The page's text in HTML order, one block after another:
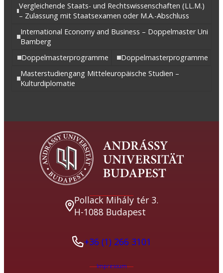
Vergleichende Staats- und Rechtswissenschaften (LL.M.)
– Zulassung mit Staatsexamen oder M.A.-Abschluss
International Economy and Business – Doppelmaster Uni
Bamberg
Doppelmasterprogramme
Doppelmasterprogramme
Masterstudiengang Mitteleuropäische Studien –
Kulturdiplomatie
Pollack Mihály tér 3.
H-1088 Budapest
+36 (1) 266 3101
Impressum